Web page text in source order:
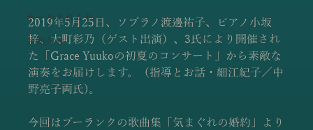
ホールあれこれ
お知らせ
2019年5月25日、ソプラノ渡邊祐子、ピアノ小坂
梓、大町彩乃（ゲスト出演）、3氏により開催され
た「Grace Yuukoの初夏のコンサート」から素敵な
演奏をお届けします。（指導とお話・細江紀子／中
野亮子両氏)。
今回はプーランクの歌曲集「気まぐれの婚約」より